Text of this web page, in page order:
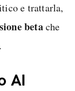
e trattarla,
betache
.
AI